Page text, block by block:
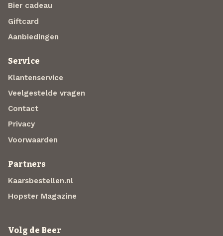
Bier cadeau
Giftcard
Aanbiedingen
Service
Klantenservice
Veelgestelde vragen
Contact
Privacy
Voorwaarden
Partners
Kaarsbestellen.nl
Hopster Magazine
Volg de Beer